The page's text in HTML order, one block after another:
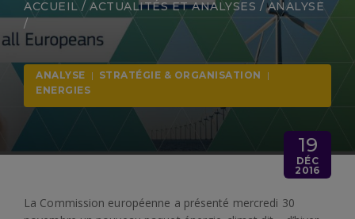
ACCUEIL / ACTUALITÉS ET ANALYSES /ANALYSE
/
ANALYSE | STRATÉGIE & ORGANISATION
|
ENERGIES
19
DÉC
2016
La Commission européenne a présenté mercredi 30